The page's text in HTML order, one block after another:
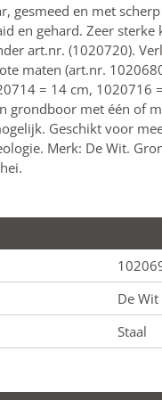
gesmeed en met
en gehard. Zeer
art.nr. (1020720).
maten (art.nr.
= 14 cm, 1020716
grondboor met één of
Geschikt voor
Merk: De Wit.
De Wit
Staal